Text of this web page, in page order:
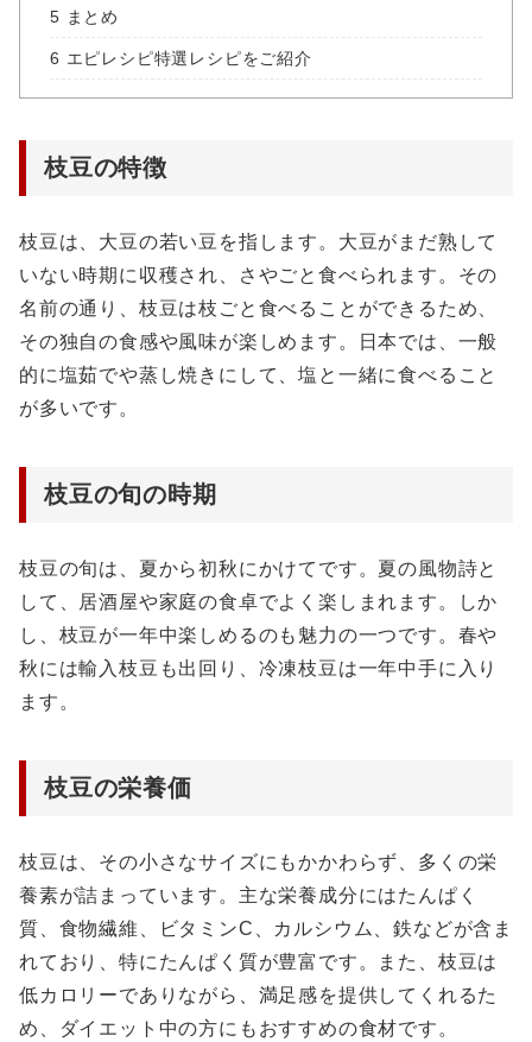
5 まとめ
6 エピレシピ特選レシピをご紹介
枝豆の特徴
枝豆は、大豆の若い豆を指します。大豆がまだ熟して
いない時期に収穫され、さやごと食べられます。その
名前の通り、枝豆は枝ごと食べることができるため、
その独自の食感や風味が楽しめます。日本では、一般
的に塩茹でや蒸し焼きにして、塩と一緒に食べること
が多いです。
枝豆の旬の時期
枝豆の旬は、夏から初秋にかけてです。夏の風物詩と
して、居酒屋や家庭の食卓でよく楽しまれます。しか
し、枝豆が一年中楽しめるのも魅力の一つです。春や
秋には輸入枝豆も出回り、冷凍枝豆は一年中手に入り
ます。
枝豆の栄養価
枝豆は、その小さなサイズにもかかわらず、多くの栄
養素が詰まっています。主な栄養成分にはたんぱく
質、食物繊維、ビタミンC、カルシウム、鉄などが含ま
れており、特にたんぱく質が豊富です。また、枝豆は
低カロリーでありながら、満足感を提供してくれるた
め、ダイエット中の方にもおすすめの食材です。